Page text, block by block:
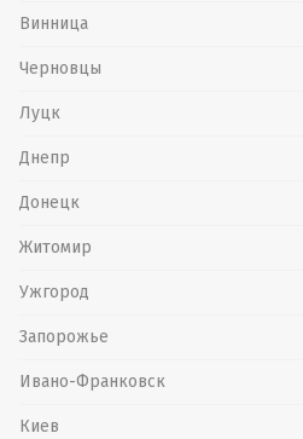
Винница
Черновцы
Луцк
Днепр
Донецк
Житомир
Ужгород
Запорожье
Ивано-Франковск
Киев